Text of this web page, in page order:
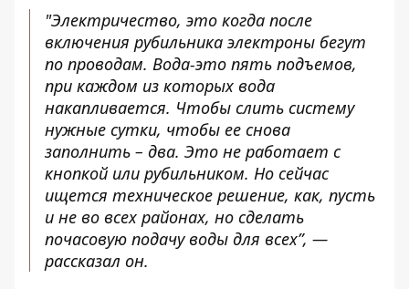
"Электричество, это когда после
включения рубильника электроны бегут
по проводам. Вода-это пять подъемов,
при каждом из которых вода
накапливается. Чтобы слить систему
нужные сутки, чтобы ее снова
заполнить – два. Это не работает с
кнопкой или рубильником. Но сейчас
ищется техническое решение, как, пусть
и не во всех районах, но сделать
почасовую подачу воды для всех”, —
рассказал он.